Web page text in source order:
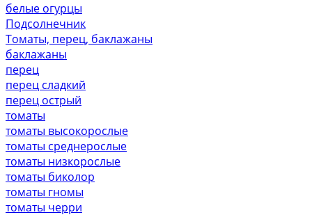
белые огурцы
Подсолнечник
Томаты, перец, баклажаны
баклажаны
перец
перец сладкий
перец острый
томаты
томаты высокорослые
томаты среднерослые
томаты низкорослые
томаты биколор
томаты гномы
томаты черри